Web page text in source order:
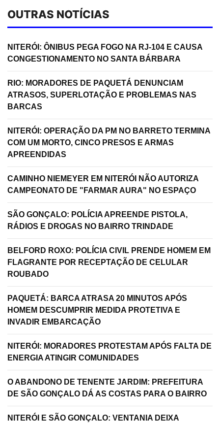
OUTRAS NOTÍCIAS
NITERÓI: ÔNIBUS PEGA FOGO NA RJ-104 E CAUSA
CONGESTIONAMENTO NO SANTA BÁRBARA
RIO: MORADORES DE PAQUETÁ DENUNCIAM
ATRASOS, SUPERLOTAÇÃO E PROBLEMAS NAS
BARCAS
NITERÓI: OPERAÇÃO DA PM NO BARRETO TERMINA
COM UM MORTO, CINCO PRESOS E ARMAS
APREENDIDAS
CAMINHO NIEMEYER EM NITERÓI NÃO AUTORIZA
CAMPEONATO DE "FARMAR AURA" NO ESPAÇO
SÃO GONÇALO: POLÍCIA APREENDE PISTOLA,
RÁDIOS E DROGAS NO BAIRRO TRINDADE
BELFORD ROXO: POLÍCIA CIVIL PRENDE HOMEM EM
FLAGRANTE POR RECEPTAÇÃO DE CELULAR
ROUBADO
PAQUETÁ: BARCA ATRASA 20 MINUTOS APÓS
HOMEM DESCUMPRIR MEDIDA PROTETIVA E
INVADIR EMBARCAÇÃO
NITERÓI: MORADORES PROTESTAM APÓS FALTA DE
ENERGIA ATINGIR COMUNIDADES
O ABANDONO DE TENENTE JARDIM: PREFEITURA
DE SÃO GONÇALO DÁ AS COSTAS PARA O BAIRRO
NITERÓI E SÃO GONÇALO: VENTANIA DEIXA